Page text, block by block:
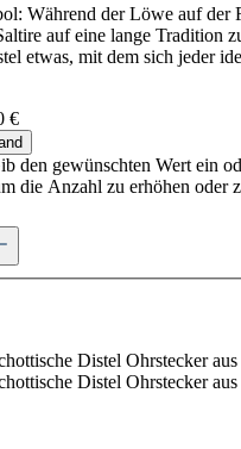
Während der Löwe auf der
auf eine lange Tradition
etwas, mit dem sich jeder
€
den gewünschten Wert ein
die Anzahl zu erhöhen oder